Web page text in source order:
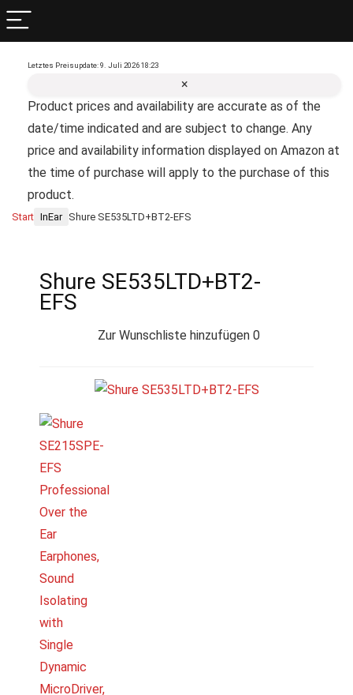
Letztes Preisupdate: 9. Juli 2026 18:23
×
Product prices and availability are accurate as of the
date/time indicated and are subject to change. Any
price and availability information displayed on Amazon at
the time of purchase will apply to the purchase of this
product.
Start InEar Shure SE535LTD+BT2-EFS
Shure SE535LTD+BT2-
EFS
Zur Wunschliste hinzufügen 0